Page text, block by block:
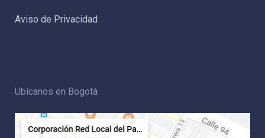
Aviso de Privacidad
Ubícanos en Bogotá